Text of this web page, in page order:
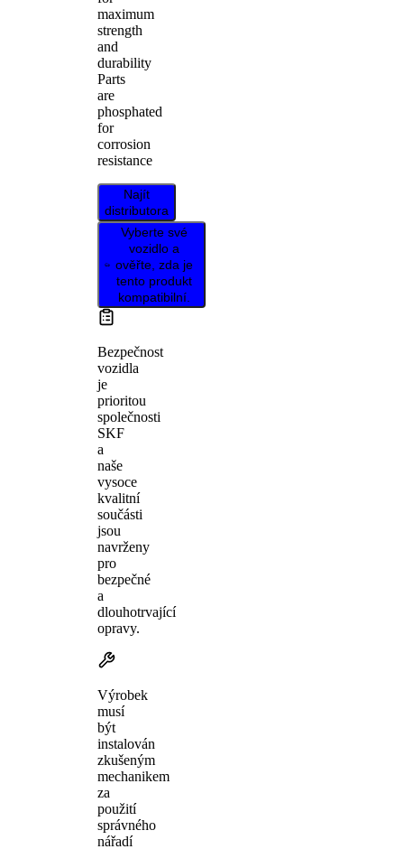
maximum
strength
and
durability
Parts
are
phosphated
for
corrosion
resistance
Najít
distributora
Vyberte své
vozidlo a
ověřte, zda je
tento produkt
kompatibilní.
Bezpečnost
vozidla
je
prioritou
společnosti
SKF
a
naše
vysoce
kvalitní
součásti
jsou
navrženy
pro
bezpečné
a
dlouhotrvající
opravy.
Výrobek
musí
být
instalován
zkušeným
mechanikem
za
použití
správného
nářadí